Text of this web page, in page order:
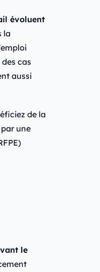
évoluent
la
cas
aussi
de la
une
le